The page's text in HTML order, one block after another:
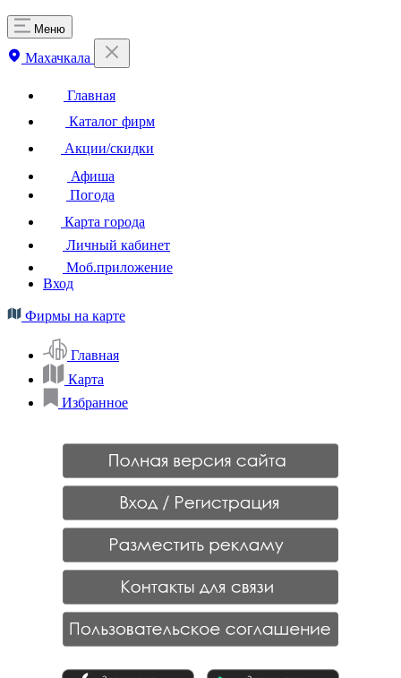
Меню
Махачкала
Главная
Каталог фирм
Акции/скидки
Афиша
Погода
Карта города
Личный кабинет
Моб.приложение
Вход
Фирмы на карте
Главная
Карта
Избранное